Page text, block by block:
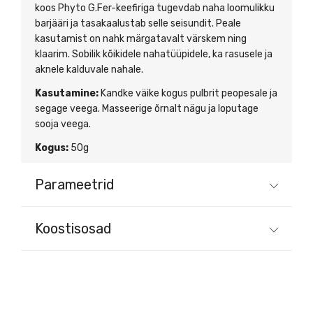
koos Phyto G.Fer-keefiriga tugevdab naha loomulikku
barjääri ja tasakaalustab selle seisundit. Peale
kasutamist on nahk märgatavalt värskem ning
klaarim. Sobilik kõikidele nahatüüpidele, ka rasusele ja
aknele kalduvale nahale.
Kasutamine: Kandke väike kogus pulbrit peopesale ja
segage veega. Masseerige õrnalt nägu ja loputage
sooja veega.
Kogus: 50g
Parameetrid
Koostisosad